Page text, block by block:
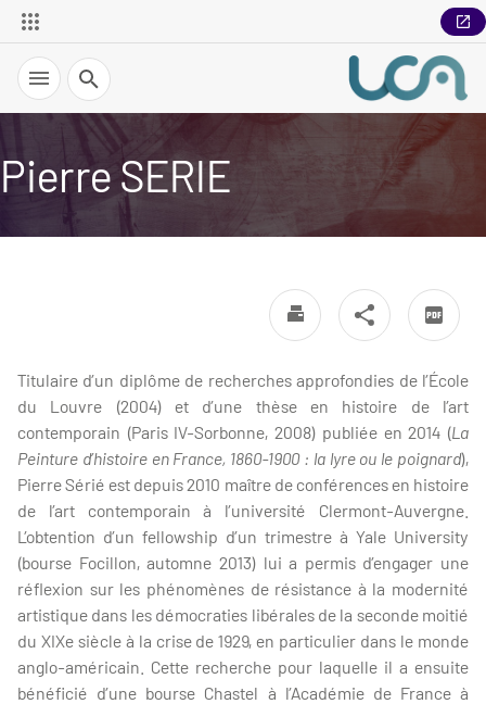
Recherche
Pierre SERIE
Titulaire d’un diplôme de recherches approfondies de l’École
du Louvre (2004) et d’une thèse en histoire de l’art
contemporain (Paris IV-Sorbonne, 2008) publiée en 2014 (La
Peinture d’histoire en France, 1860-1900 : la lyre ou le poignard),
Pierre Sérié est depuis 2010 maître de conférences en histoire
de l’art contemporain à l’université Clermont-Auvergne.
L’obtention d’un fellowship d’un trimestre à Yale University
(bourse Focillon, automne 2013) lui a permis d’engager une
réflexion sur les phénomènes de résistance à la modernité
artistique dans les démocraties libérales de la seconde moitié
du XIXe siècle à la crise de 1929, en particulier dans le monde
anglo-américain. Cette recherche pour laquelle il a ensuite
bénéficié d’une bourse Chastel à l’Académie de France à